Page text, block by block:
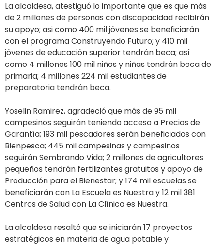
La alcaldesa, atestiguó lo importante que es que más
de 2 millones de personas con discapacidad recibirán
su apoyo; asi como 400 mil jóvenes se beneficiarán
con el programa Construyendo Futuro; y 410 mil
jóvenes de educación superior tendrán beca; así
como 4 millones 100 mil niños y niñas tendrán beca de
primaria; 4 millones 224 mil estudiantes de
preparatoria tendrán beca.
Yoselin Ramirez, agradeció que más de 95 mil
campesinos seguirán teniendo acceso a Precios de
Garantía; 193 mil pescadores serán beneficiados con
Bienpesca; 445 mil campesinas y campesinos
seguirán Sembrando Vida; 2 millones de agricultores
pequeños tendrán fertilizantes gratuitos y apoyo de
Producción para el Bienestar; y 174 mil escuelas se
beneficiarán con La Escuela es Nuestra y 12 mil 381
Centros de Salud con La Clínica es Nuestra.
La alcaldesa resaltó que se iniciarán 17 proyectos
estratégicos en materia de agua potable y